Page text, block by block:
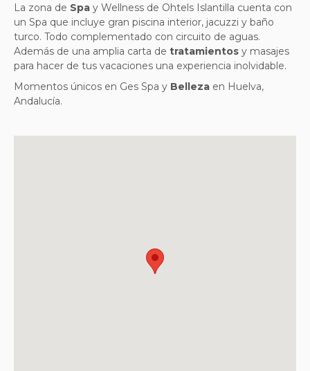
La zona de Spa y Wellness de Ohtels Islantilla cuenta con
un Spa que incluye gran piscina interior, jacuzzi y baño
turco. Todo complementado con circuito de aguas.
Además de una amplia carta de tratamientos y masajes
para hacer de tus vacaciones una experiencia inolvidable.
Momentos únicos en Ges Spa y Belleza en Huelva,
Andalucía.